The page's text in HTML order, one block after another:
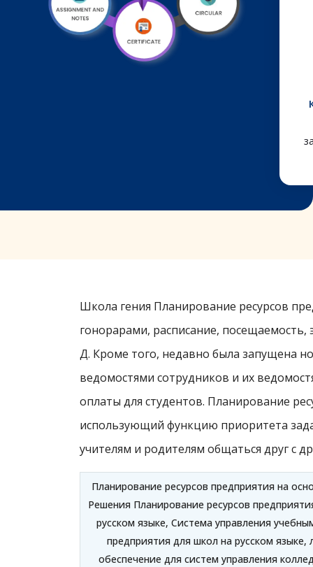
Школа гения Планирование ресурсов
гонорарами, расписание,
Д. Кроме того, недавно была запущена
ведомостями сотрудников и их
оплаты для студентов. Планирование
использующий функцию приоритета
учителям и родителям общаться друг с
Планирование ресурсов предприятия на
Решения Планирование ресурсов
русском языке, Система управления
предприятия для школ на русском
обеспечение для систем управления